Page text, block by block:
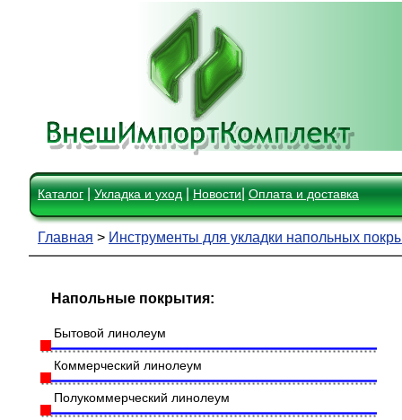
Каталог Укладка и уход Новости Оплата и доставка
Главная > Инструменты для укладки напольных
Напольные покрытия:
Бытовой линолеум
Коммерческий линолеум
Полукоммерческий линолеум